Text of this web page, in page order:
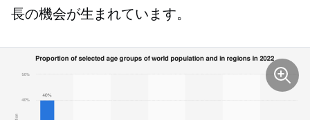
長の機会が生まれています。